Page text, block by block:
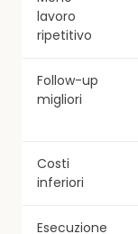
lavoro
ripetitivo
Follow-up
migliori
Costi
inferiori
Esecuzione